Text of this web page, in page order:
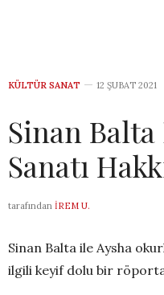
KÜLTÜR SANAT 12 ŞUBAT 2021
Sinan
Sanatı
tarafından İREM U.
Sinan Balta ile Aysha
ilgili keyif dolu bir